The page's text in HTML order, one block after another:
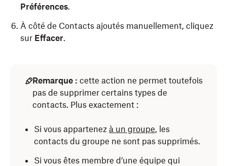
Préférences.
À côté de Contacts ajoutés manuellement, cliquez
sur Effacer.
Remarque : cette action ne permet toutefois
pas de supprimer certains types de
contacts. Plus exactement :
Si vous appartenez à un groupe, les
contacts du groupe ne sont pas supprimés.
Si vous êtes membre d’une équipe qui